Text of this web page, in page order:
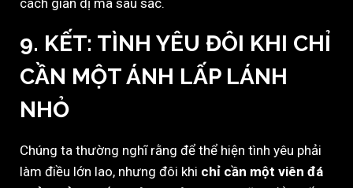
cách giản dị mà sâu sắc.
9. KẾT: TÌNH YÊU ĐÔI KHI CHỈ
CẦN MỘT ÁNH LẤP LÁNH
NHỎ
Chúng ta thường nghĩ rằng để thể hiện tình yêu phải
làm điều lớn lao, nhưng đôi khi chỉ cần một viên đá